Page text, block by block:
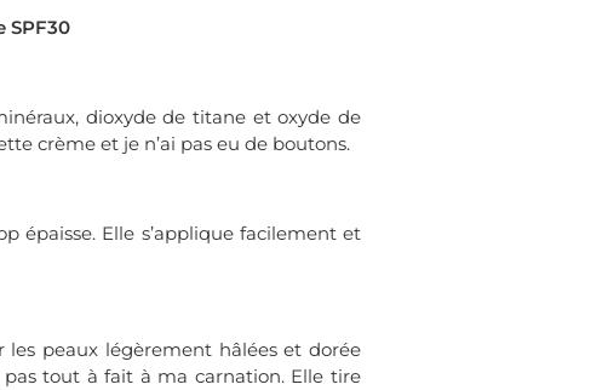
SPF30
dioxyde de titane et oxyde de
crème et je n’ai pas eu de boutons.
épaisse. Elle s’applique facilement et
les peaux légèrement hâlées et dorée
tout à fait à ma carnation. Elle tire